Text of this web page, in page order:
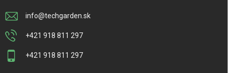
info@techgarden.sk
+421 918 811 297
+421 918 811 297